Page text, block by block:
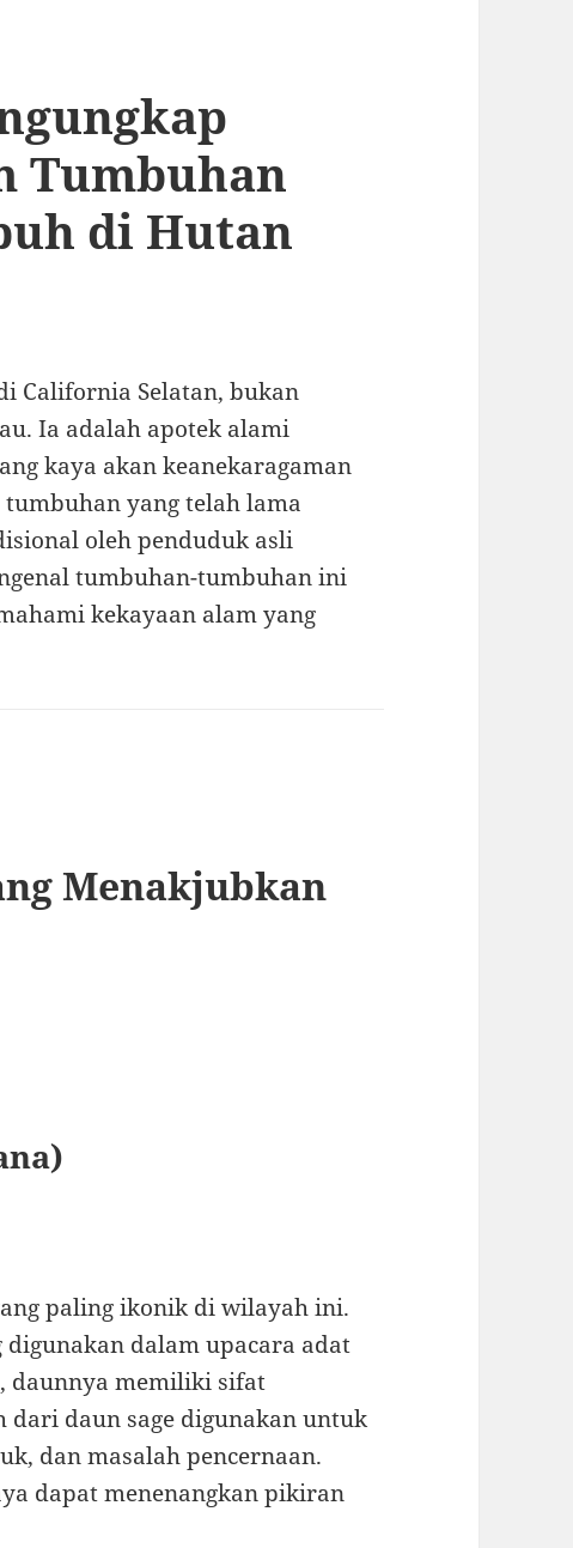
Tumbuhan
di Hutan
California Selatan, bukan
Ia adalah apotek alami
kaya akan keanekaragaman
yang telah lama
oleh penduduk asli
tumbuhan-tumbuhan ini
kekayaan alam yang
Menakjubkan
paling ikonik di wilayah ini.
digunakan dalam upacara adat
daunnya memiliki sifat
daun sage digunakan untuk
dan masalah pencernaan.
dapat menenangkan pikiran